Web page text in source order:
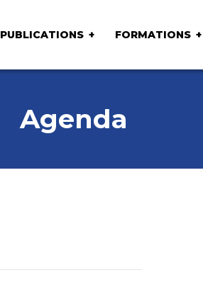
PUBLICATIONS FORMATIONS
Agenda